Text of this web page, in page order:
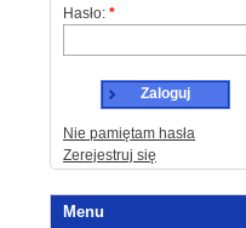
Hasło: *
Zaloguj
Nie pamiętam hasła
Zerejestruj się
Menu